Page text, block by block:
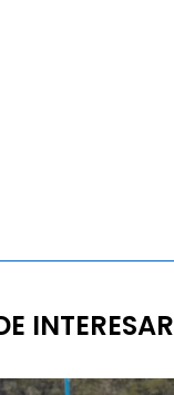
INTERESAR